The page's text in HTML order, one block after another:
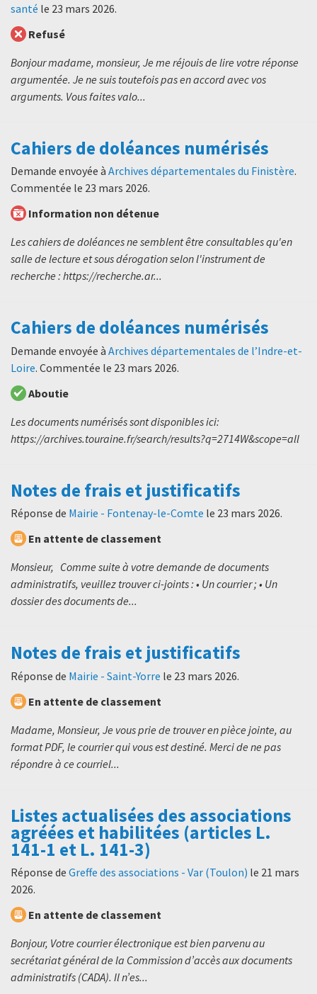
santé le 23 mars 2026.
Refusé
Bonjour madame, monsieur, Je me réjouis de lire votre réponse
argumentée. Je ne suis toutefois pas en accord avec vos
arguments. Vous faites valo...
Cahiers de doléances numérisés
Demande envoyée à Archives départementales du Finistère.
Commentée le 23 mars 2026.
Information non détenue
Les cahiers de doléances ne semblent être consultables qu'en
salle de lecture et sous dérogation selon l'instrument de
recherche : https://recherche.ar...
Cahiers de doléances numérisés
Demande envoyée à Archives départementales de l’Indre-et-
Loire. Commentée le 23 mars 2026.
Aboutie
Les documents numérisés sont disponibles ici:
https://archives.touraine.fr/search/results?q=2714W&scope=all
Notes de frais et justificatifs
Réponse de Mairie - Fontenay-le-Comte le 23 mars 2026.
En attente de classement
Monsieur, Comme suite à votre demande de documents
administratifs, veuillez trouver ci-joints : • Un courrier ; • Un
dossier des documents de...
Notes de frais et justificatifs
Réponse de Mairie - Saint-Yorre le 23 mars 2026.
En attente de classement
Madame, Monsieur, Je vous prie de trouver en pièce jointe, au
format PDF, le courrier qui vous est destiné. Merci de ne pas
répondre à ce courriel...
Listes actualisées des associations
agréées et habilitées (articles L.
141-1 et L. 141-3)
Réponse de Greffe des associations - Var (Toulon) le 21 mars
2026.
En attente de classement
Bonjour, Votre courrier électronique est bien parvenu au
secrétariat général de la Commission d’accès aux documents
administratifs (CADA). Il n’es...